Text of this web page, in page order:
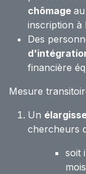
chômage
inscription à
Des
financière
Mesure
Un
chercheurs
soit